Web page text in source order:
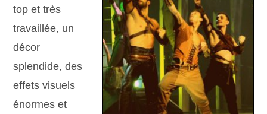
top et très
travaillée, un
décor
splendide, des
effets visuels
énormes et